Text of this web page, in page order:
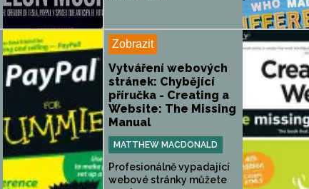
Zobrazit
Vytváření webových
stránek: Chybějící
příručka - Creating a
Website: The Missing
Manual
MATTHEW MACDONALD
Profesionálně vypadající
webové stránky můžete